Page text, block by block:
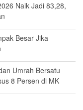
Naik Jadi 83,28,
Besar Jika
Umrah Bersatu
8 Persen di MK